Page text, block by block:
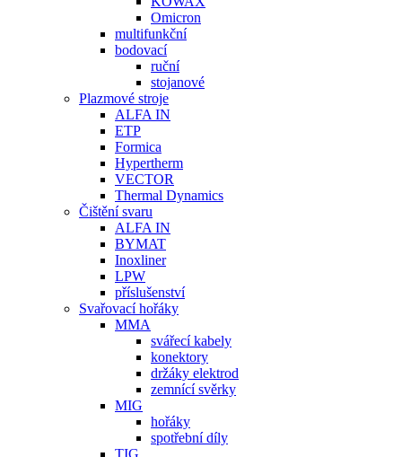
Omicron
multifunkční
bodovací
ruční
stojanové
Plazmové stroje
ALFA IN
ETP
Formica
Hypertherm
VECTOR
Thermal Dynamics
Čištění svaru
ALFA IN
BYMAT
Inoxliner
LPW
příslušenství
Svařovací hořáky
MMA
svářecí kabely
konektory
držáky elektrod
zemnící svěrky
MIG
hořáky
spotřební díly
TIG